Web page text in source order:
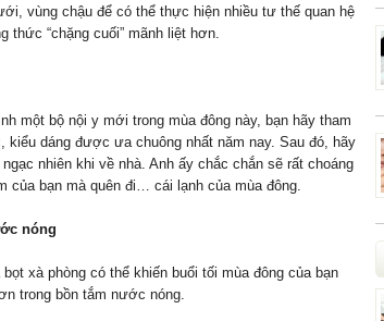
vùng chậu để có thể thực hiện nhiều tư thế quan hệ
“chặng cuối” mãnh liệt hơn.
một bộ nội y mới trong mùa đông này, bạn hãy tham
kiểu dáng được ưa chuông nhất năm nay. Sau đó, hãy
nhiên khi về nhà. Anh ấy chắc chắn sẽ rất choáng
của bạn mà quên đi… cái lạnh của mùa đông.
nóng
xà phòng có thể khiến buổi tối mùa đông của bạn
trong bồn tắm nước nóng.